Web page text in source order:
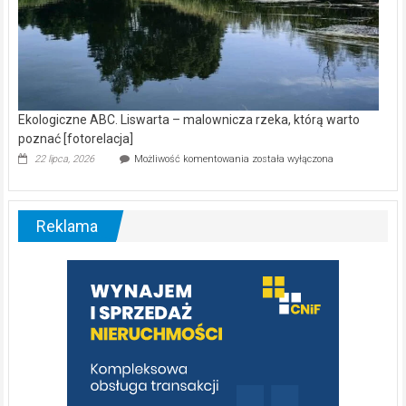
Ekologiczne ABC. Liswarta – malownicza rzeka, którą warto
poznać [fotorelacja]
22 lipca, 2026 Możliwość komentowania Ekologiczne
–
warto
poznać
[fotorelacja]
została wyłączona
Reklama